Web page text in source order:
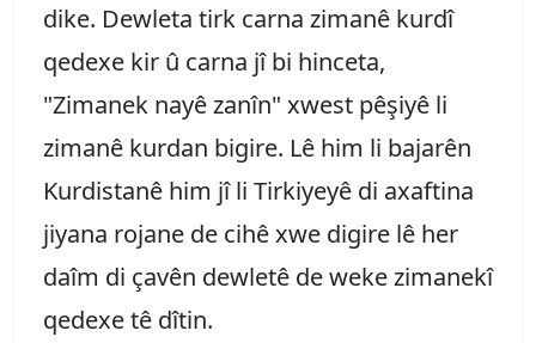
dike. Dewleta tirk carna zimanê kurdî
qedexe kir û carna jî bi hinceta,
"Zimanek nayê zanîn" xwest pêşiyê li
zimanê kurdan bigire. Lê him li bajarên
Kurdistanê him jî li Tirkiyeyê di axaftina
jiyana rojane de cihê xwe digire lê her
daîm di çavên dewletê de weke zimanekî
qedexe tê dîtin.